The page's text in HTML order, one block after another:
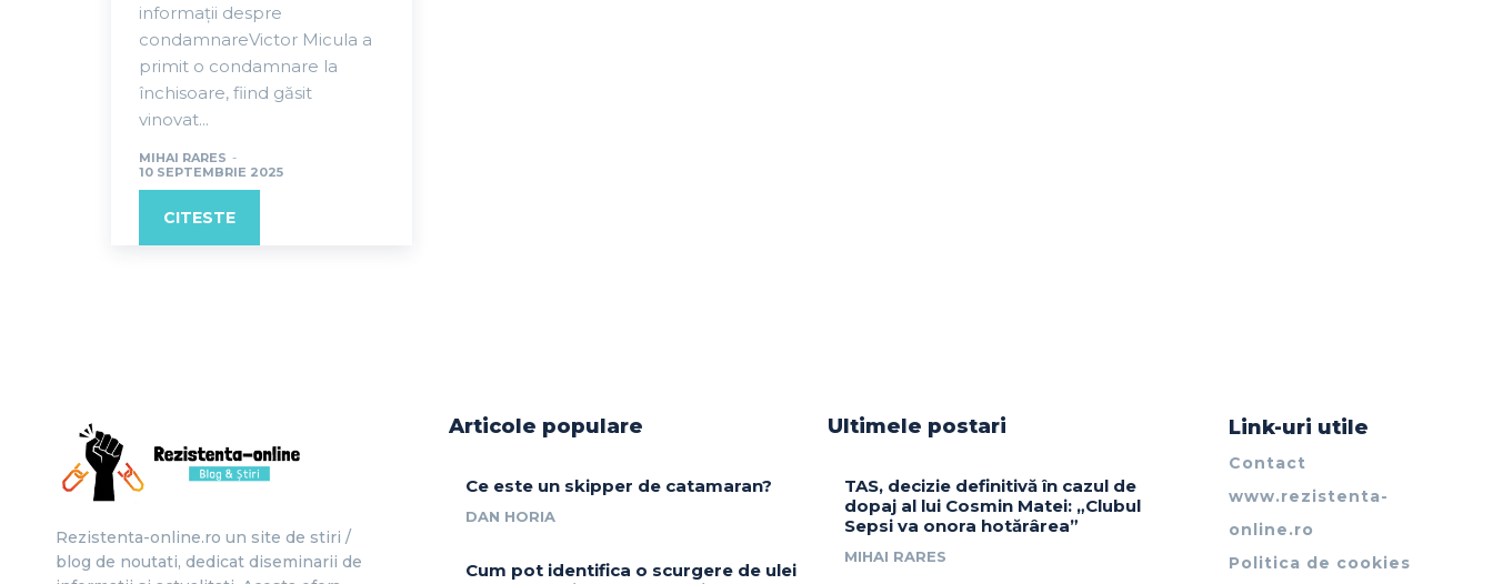
informații despre
condamnareVictor Micula a
primit o condamnare la
închisoare, fiind găsit
vinovat...
MIHAI RARES -
10 SEPTEMBRIE 2025
CITESTE
Rezistenta-online.ro un site de stiri /
blog de noutati, dedicat diseminarii de
Articole populare
Ce este un skipper de catamaran?
DAN HORIA
Cum pot identifica o scurgere de ulei
Ultimele postari
TAS, decizie definitivă în cazul de
dopaj al lui Cosmin Matei: „Clubul
Sepsi va onora hotărârea”
MIHAI RARES
Link-uri utile
Contact
www.rezistenta-
online.ro
Politica de cookies